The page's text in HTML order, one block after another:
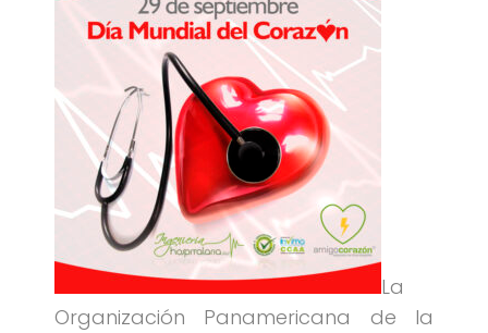
La
Organización Panamericana de la